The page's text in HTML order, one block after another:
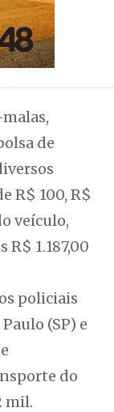
de
R$ 100, R$
veículo,
1.187,00
policiais
(SP) e
do
mil.